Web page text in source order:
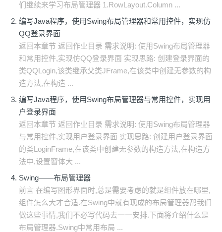
们继续来学习布局管理器 1.RowLayout.Column ...
编写Java程序，使用Swing布局管理器和常用控件，实现仿
QQ登录界面
返回本章节 返回作业目录 需求说明: 使用Swing布局管理器
和常用控件,实现仿QQ登录界面 实现思路: 创建登录界面的
类QQLogin,该类继承父类JFrame,在该类中创建无参数的构
造方法,在构造 ...
编写Java程序，使用Swing布局管理器与常用控件，实现用
户登录界面
返回本章节 返回作业目录 需求说明: 使用Swing布局管理器
与常用控件,实现用户登录界面 实现思路: 创建用户登录界面
的类LoginFrame,在该类中创建无参数的构造方法,在构造方
法中,设置窗体大 ...
Swing——布局管理器
前言 在编写图形界面时,总是需要考虑的就是组件放在哪里,
组件怎么大才合适.在Swing中就有现成的布局管理器帮我们
做这些事情,我们不必写代码去一一安排.下面将介绍什么是
布局管理器.Swing中常用布局 ...